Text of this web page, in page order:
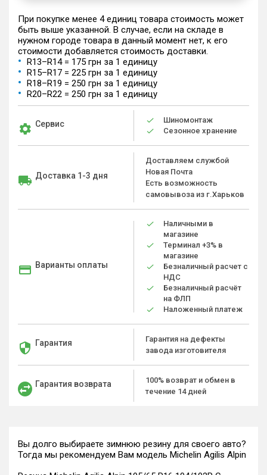
При покупке менее 4 единиц товара стоимость может
быть выше указанной. В случае, если на складе в
нужном городе товара в данный момент нет, к его
стоимости добавляется стоимость доставки.
R13–R14 = 175 грн за 1 единицу
R15–R17 = 225 грн за 1 единицу
R18–R19 = 250 грн за 1 единицу
R20–R22 = 250 грн за 1 единицу
Сервис
Шиномонтаж
Сезонное хранение
Доставка 1-3 дня
Доставляем службой
Новая Почта
Есть возможность
самовывоза из г.Харьков
Варианты оплаты
Наличными в
магазине
Терминал +3% в
магазине
Безналичный расчет с
НДС
Безналичный расчёт
на ФЛП
Наложенный платеж
Гарантия
Гарантия на дефекты
завода изготовителя
Гарантия возврата
100% возврат и обмен в
течение 14 дней
Вы долго выбираете зимнюю резину для своего авто?
Тогда мы рекомендуем Вам модель Michelin Agilis Alpin